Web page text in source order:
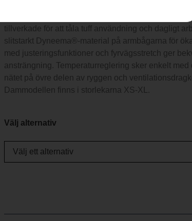
Husqvarna Technical skogsjacka erbjuder
tillverkade för att tåla tuff användning och dagligt
slitstarkt Dyneema®-material på armbågarna för
med justeringsfunktioner och fyrvägsstretch ger
ansträngning. Temperaturreglering sker enkelt
nätet på övre delen av ryggen och
Dammodellen finns i storlekarna XS-XL.
Välj alternativ